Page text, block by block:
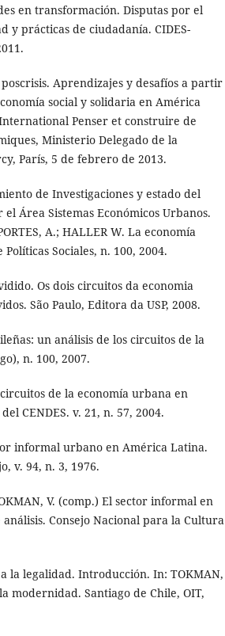
en transformación. Disputas por el
y prácticas de ciudadanía. CIDES-
poscrisis. Aprendizajes y desafíos a partir
social y solidaria en América
Penser et construire de
Ministerio Delegado de la
París, 5 de febrero de 2013.
de Investigaciones y estado del
Área Sistemas Económicos Urbanos.
A.; HALLER W. La economía
Sociales, n. 100, 2004.
Os dois circuitos da economia
São Paulo, Editora da USP, 2008.
un análisis de los circuitos de la
n. 100, 2007.
de la economía urbana en
CENDES. v. 21, n. 57, 2004.
informal urbano en América Latina.
v. 94, n. 3, 1976.
V. (comp.) El sector informal en
Consejo Nacional para la Cultura
la legalidad. Introducción. In: TOKMAN,
modernidad. Santiago de Chile, OIT,